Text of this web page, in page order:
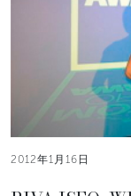
2012年1月16日